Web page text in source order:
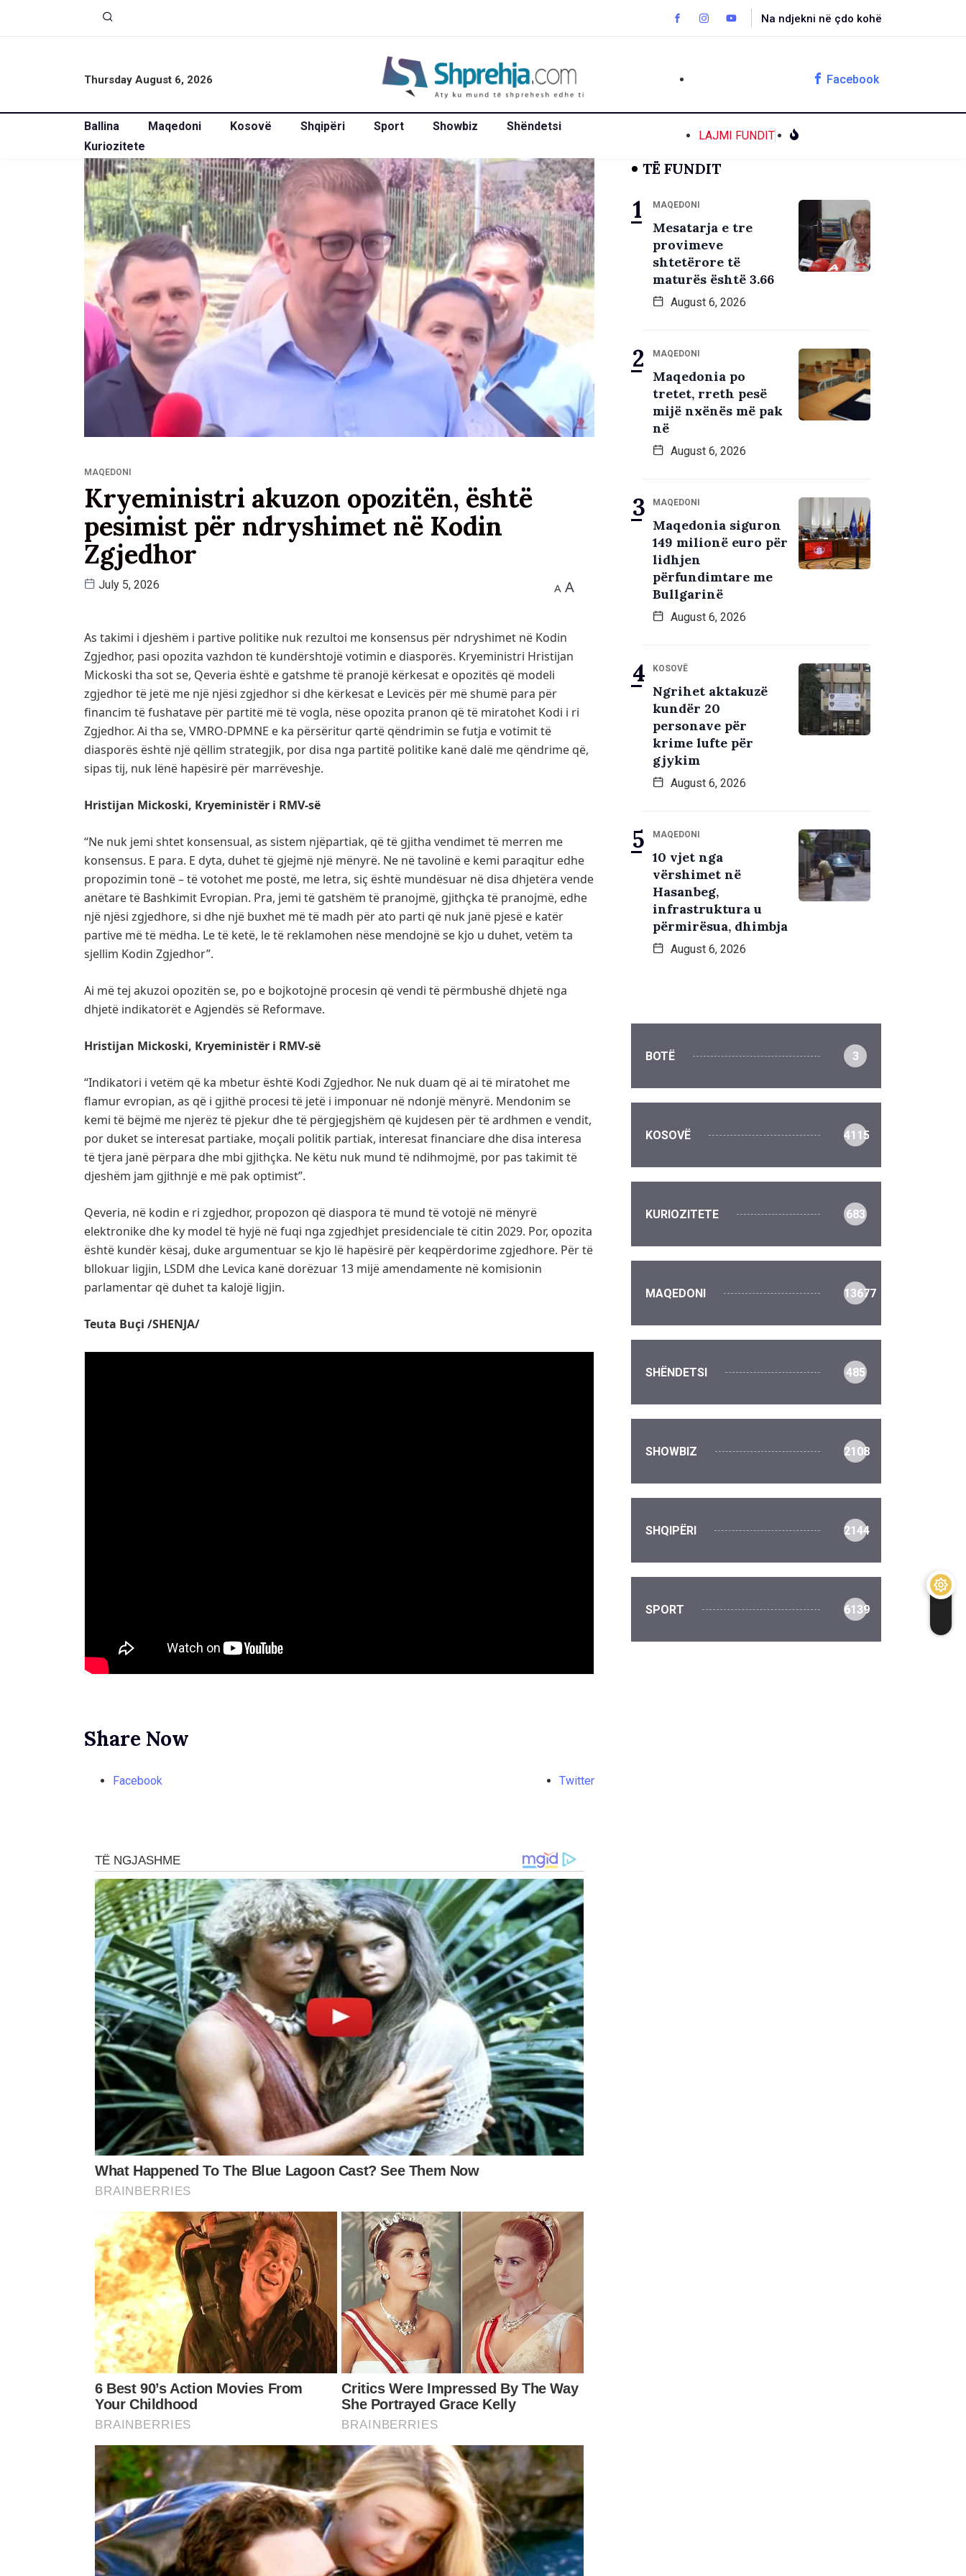
Na ndjekni në çdo kohë
Thursday August 6, 2026 Facebook
Ballina Maqedoni Kosovë Shqipëri Sport Showbiz
Shëndetsi
Kuriozitete
LAJMI FUNDIT
MAQEDONI
Kryeministri akuzon opozitën, është
pesimist për ndryshimet në Kodin
Zgjedhor
July 5, 2026 A A
As takimi i djeshëm i partive politike nuk rezultoi me konsensus për ndryshimet në Kodin
Zgjedhor, pasi opozita vazhdon të kundërshtojë votimin e diasporës. Kryeministri Hristijan
Mickoski tha sot se, Qeveria është e gatshme të pranojë kërkesat e opozitës që modeli
zgjedhor të jetë me një njësi zgjedhor si dhe kërkesat e Levicës për më shumë para për
financim të fushatave për partitë më të vogla, nëse opozita pranon që të miratohet Kodi i ri
Zgjedhor. Ai tha se, VMRO-DPMNE e ka përsëritur qartë qëndrimin se futja e votimit të
diasporës është një qëllim strategjik, por disa nga partitë politike kanë dalë me qëndrime që,
sipas tij, nuk lënë hapësirë për marrëveshje.
Hristijan Mickoski, Kryeministër i RMV-së
“Ne nuk jemi shtet konsensual, as sistem njëpartiak, që të gjitha vendimet të merren me
konsensus. E para. E dyta, duhet të gjejmë një mënyrë. Ne në tavolinë e kemi paraqitur edhe
propozimin tonë – të votohet me postë, me letra, siç është mundësuar në disa dhjetëra vende
anëtare të Bashkimit Evropian. Pra, jemi të gatshëm të pranojmë, gjithçka të pranojmë, edhe
një njësi zgjedhore, si dhe një buxhet më të madh për ato parti që nuk janë pjesë e katër
partive më të mëdha. Le të ketë, le të reklamohen nëse mendojnë se kjo u duhet, vetëm ta
sjellim Kodin Zgjedhor”.
Ai më tej akuzoi opozitën se, po e bojkotojnë procesin që vendi të përmbushë dhjetë nga
dhjetë indikatorët e Agjendës së Reformave.
Hristijan Mickoski, Kryeministër i RMV-së
“Indikatori i vetëm që ka mbetur është Kodi Zgjedhor. Ne nuk duam që ai të miratohet me
flamur evropian, as që i gjithë procesi të jetë i imponuar në ndonjë mënyrë. Mendonim se
kemi të bëjmë me njerëz të pjekur dhe të përgjegjshëm që kujdesen për të ardhmen e vendit,
por duket se interesat partiake, moçali politik partiak, interesat financiare dhe disa interesa
të tjera janë përpara dhe mbi gjithçka. Ne këtu nuk mund të ndihmojmë, por pas takimit të
djeshëm jam gjithnjë e më pak optimist”.
Qeveria, në kodin e ri zgjedhor, propozon që diaspora të mund të votojë në mënyrë
elektronike dhe ky model të hyjë në fuqi nga zgjedhjet presidenciale të citin 2029. Por, opozita
është kundër kësaj, duke argumentuar se kjo lë hapësirë për keqpërdorime zgjedhore. Për të
bllokuar ligjin, LSDM dhe Levica kanë dorëzuar 13 mijë amendamente në komisionin
parlamentar që duhet ta kalojë ligjin.
Teuta Buçi /SHENJA/
Share Now
Facebook Twitter
TË FUNDIT
MAQEDONI
Mesatarja e tre
provimeve
shtetërore të
maturës është 3.66
August 6, 2026
MAQEDONI
Maqedonia po
tretet, rreth pesë
mijë nxënës më pak
në
August 6, 2026
MAQEDONI
Maqedonia siguron
149 milionë euro për
lidhjen
përfundimtare me
Bullgarinë
August 6, 2026
KOSOVË
Ngrihet aktakuzë
kundër 20
personave për
krime lufte për
gjykim
August 6, 2026
MAQEDONI
10 vjet nga
vërshimet në
Hasanbeg,
infrastruktura u
përmirësua, dhimbja
August 6, 2026
BOTË 3
KOSOVË 4115
KURIOZITETE 683
MAQEDONI 13677
SHËNDETSI 485
SHOWBIZ 2108
SHQIPËRI 2144
SPORT 6139